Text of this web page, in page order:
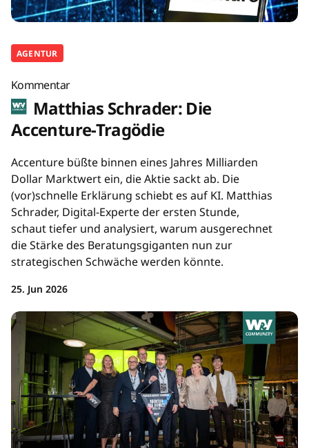
AGENTUR
Kommentar
Matthias Schrader: Die
Accenture-Tragödie
Accenture büßte binnen eines Jahres Milliarden
Dollar Marktwert ein, die Aktie sackt ab. Die
(vor)schnelle Erklärung schiebt es auf KI. Matthias
Schrader, Digital-Experte der ersten Stunde,
schaut tiefer und analysiert, warum ausgerechnet
die Stärke des Beratungsgiganten nun zur
strategischen Schwäche werden könnte.
25. Jun 2026